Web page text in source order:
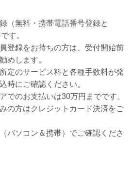
（無料・携帯電話番号登録と
す。
登録をお持ちの方は、受付開始前
めします。
定のサービス料と各種手数料が発
時にご確認ください。
でのお支払いは30万円までです。
の方はクレジットカード決済をご
パソコン＆携帯）でご確認くださ